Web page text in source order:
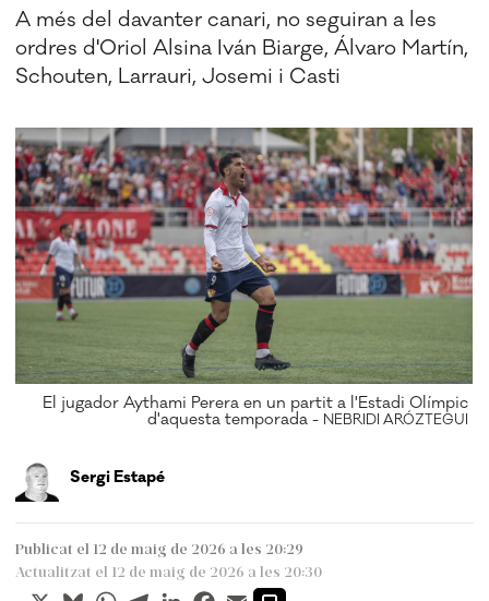
A més del davanter canari, no seguiran a les
ordres d'Oriol Alsina Iván Biarge, Álvaro Martín,
Schouten, Larrauri, Josemi i Casti
El jugador Aythami Perera en un partit a l'Estadi Olímpic
d'aquesta temporada - NEBRIDI ARÓZTEGUI
Sergi Estapé
Publicat el 12 de maig de 2026 a les 20:29
Actualitzat el 12 de maig de 2026 a les 20:30
X BlueskyWhatsApp
TelegramLinkedInFacebook
Email